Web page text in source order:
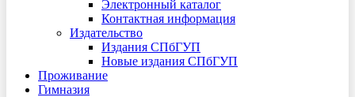
Электронный каталог
Контактная информация
Издательство
Издания СПбГУП
Новые издания СПбГУП
Проживание
Гимназия